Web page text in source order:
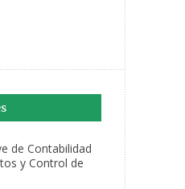
de Contabilidad
y Control de